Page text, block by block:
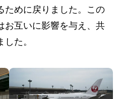
ために戻りました。この
お互いに影響を与え、共
た。